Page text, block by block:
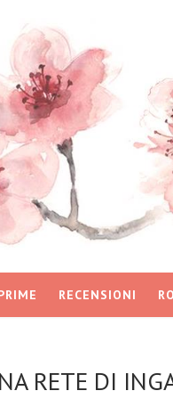
RECENSIONI
RETE DI